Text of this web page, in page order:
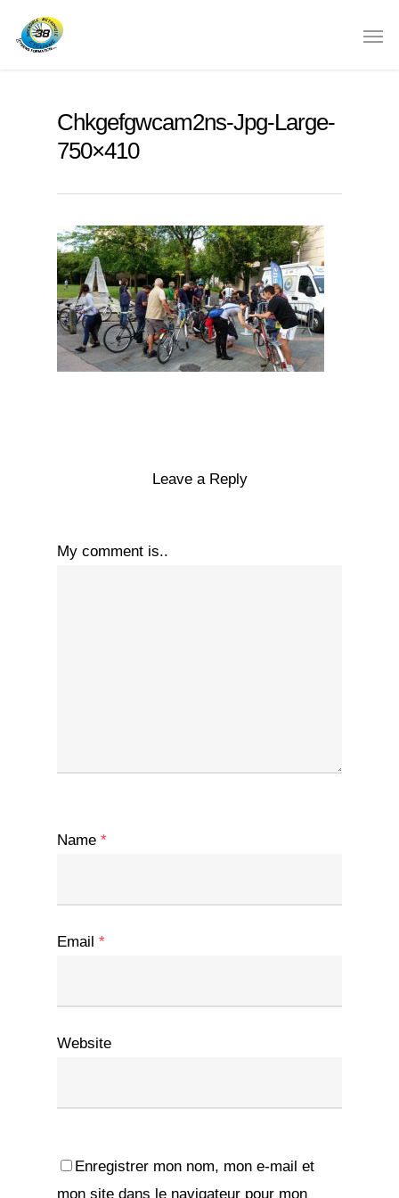
Chkgefgwcam2ns-Jpg-Large-
750×410
Leave a Reply
My comment is..
Name *
Email *
Website
Enregistrer mon nom, mon e-mail et
mon site dans le navigateur pour mon